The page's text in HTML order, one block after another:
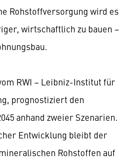
Rohstoffversorgung wird es
wirtschaftlich zu bauen –
RWI – Leibniz-Institut für
prognostiziert den
anhand zweier Szenarien.
Entwicklung bleibt der
Rohstoffen auf